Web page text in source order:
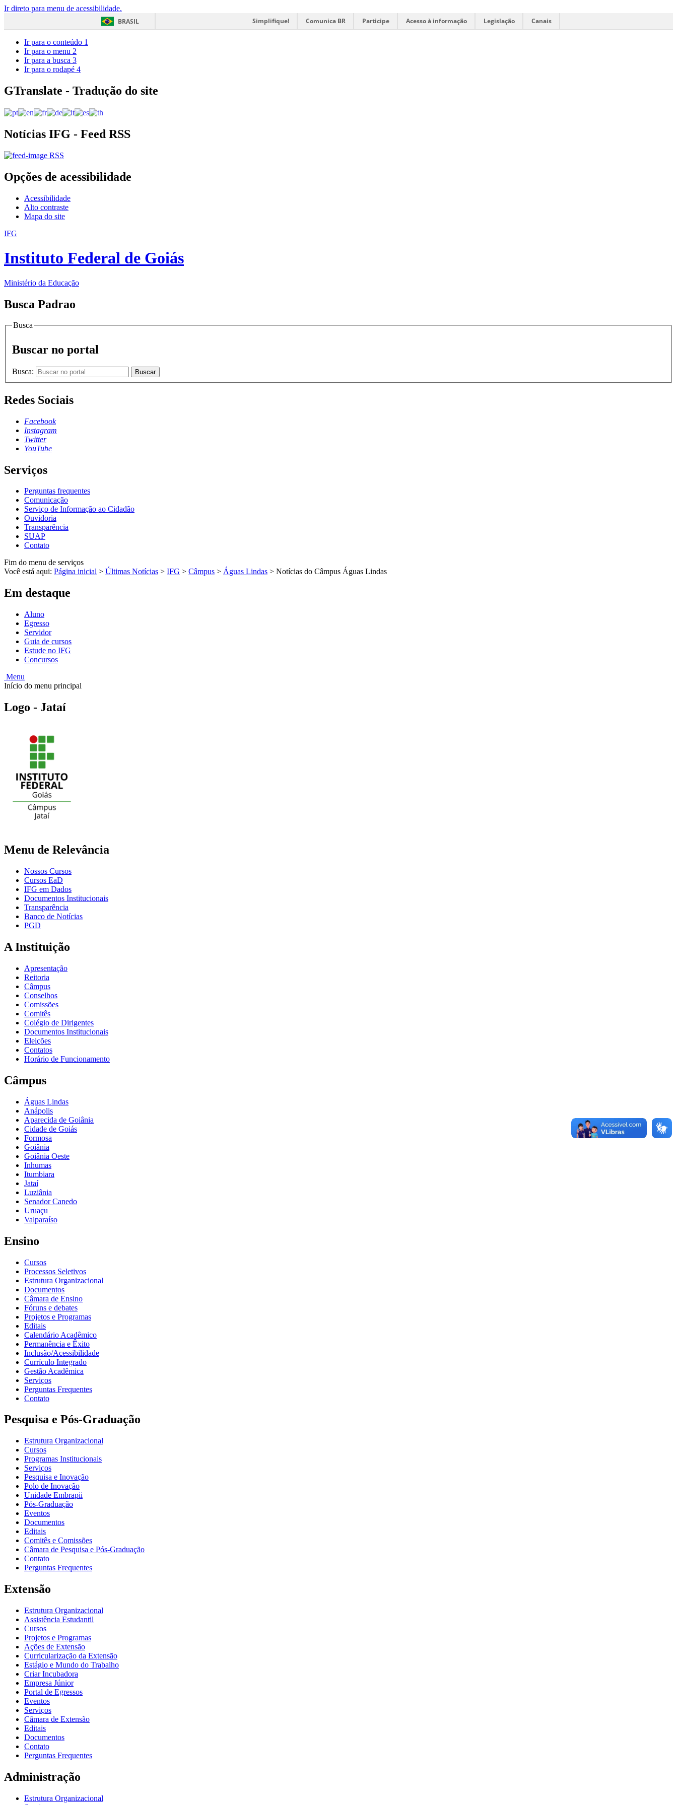
Ir direto para menu de acessibilidade.
BRASIL
Simplifique! Comunica BR Participe Acesso à informação Legislação Canais
Ir para o conteúdo 1
Ir para o menu 2
Ir para a busca 3
Ir para o rodapé 4
GTranslate - Tradução do site
Notícias IFG - Feed RSS
RSS
Opções de acessibilidade
Acessibilidade
Alto contraste
Mapa do site
IFG
Instituto Federal de Goiás
Ministério da Educação
Busca Padrao
Busca
Buscar no portal
Busca: Buscar
Redes Sociais
Facebook
Instagram
Twitter
YouTube
Serviços
Perguntas frequentes
Comunicação
Serviço de Informação ao Cidadão
Ouvidoria
Transparência
SUAP
Contato
Fim do menu de serviços
Você está aqui: Página inicial > Últimas Notícias > IFG > Câmpus > Águas Lindas > Notícias do Câmpus Águas Lindas
Em destaque
Aluno
Egresso
Servidor
Guia de cursos
Estude no IFG
Concursos
Menu
Início do menu principal
Logo - Jataí
Menu de Relevância
Nossos Cursos
Cursos EaD
IFG em Dados
Documentos Institucionais
Transparência
Banco de Notícias
PGD
A Instituição
Apresentação
Reitoria
Câmpus
Conselhos
Comissões
Comitês
Colégio de Dirigentes
Documentos Institucionais
Eleições
Contatos
Horário de Funcionamento
Câmpus
Águas Lindas
Anápolis
Aparecida de Goiânia
Cidade de Goiás
Formosa
Goiânia
Goiânia Oeste
Inhumas
Itumbiara
Jataí
Luziânia
Senador Canedo
Uruaçu
Valparaíso
Ensino
Cursos
Processos Seletivos
Estrutura Organizacional
Documentos
Câmara de Ensino
Fóruns e debates
Projetos e Programas
Editais
Calendário Acadêmico
Permanência e Êxito
Inclusão/Acessibilidade
Currículo Integrado
Gestão Acadêmica
Serviços
Perguntas Frequentes
Contato
Pesquisa e Pós-Graduação
Estrutura Organizacional
Cursos
Programas Institucionais
Serviços
Pesquisa e Inovação
Polo de Inovação
Unidade Embrapii
Pós-Graduação
Eventos
Documentos
Editais
Comitês e Comissões
Câmara de Pesquisa e Pós-Graduação
Contato
Perguntas Frequentes
Extensão
Estrutura Organizacional
Assistência Estudantil
Cursos
Projetos e Programas
Ações de Extensão
Curricularização da Extensão
Estágio e Mundo do Trabalho
Criar Incubadora
Empresa Júnior
Portal de Egressos
Eventos
Serviços
Câmara de Extensão
Editais
Documentos
Contato
Perguntas Frequentes
Administração
Estrutura Organizacional